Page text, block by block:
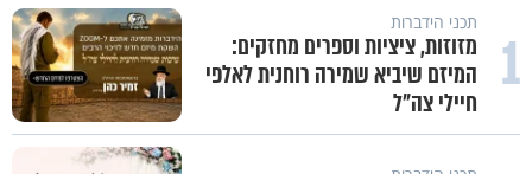
1 תכני הידברות
מזוזות, ציציות וספרים מחזקים:
המיזם שיביא שמירה רוחנית לאלפי
חיילי צה"ל